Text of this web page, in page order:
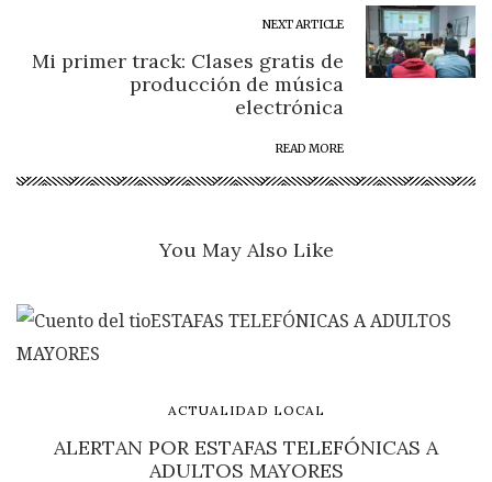
NEXT ARTICLE
Mi primer track: Clases gratis de
producción de música
electrónica
READ MORE
You May Also Like
ACTUALIDAD LOCAL
ALERTAN POR ESTAFAS TELEFÓNICAS A
ADULTOS MAYORES